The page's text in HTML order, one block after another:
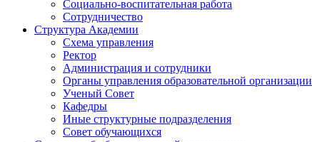
Социально-воспитательная работа
Сотрудничество
Структура Академии
Схема управления
Ректор
Администрация и сотрудники
Органы управления образовательной организации
Ученый Совет
Кафедры
Иные структурные подразделения
Совет обучающихся